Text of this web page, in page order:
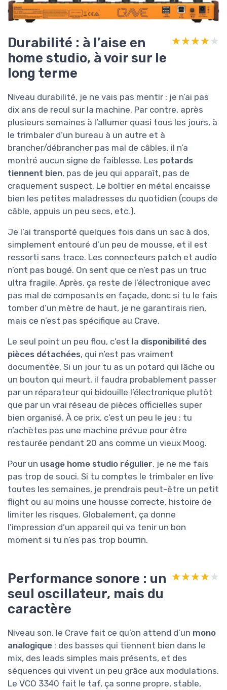
Durabilité : à l’aise en
home studio, à voir sur le
long terme
★★★★★
★★★★★
Niveau durabilité, je ne vais pas mentir : je n’ai pas
dix ans de recul sur la machine. Par contre, après
plusieurs semaines à l’allumer quasi tous les jours, à
le trimbaler d’un bureau à un autre et à
brancher/débrancher pas mal de câbles, il n’a
montré aucun signe de faiblesse. Les potards
tiennent bien, pas de jeu qui apparaît, pas de
craquement suspect. Le boîtier en métal encaisse
bien les petites maladresses du quotidien (coups de
câble, appuis un peu secs, etc.).
Je l’ai transporté quelques fois dans un sac à dos,
simplement entouré d’un peu de mousse, et il est
ressorti sans trace. Les connecteurs patch et audio
n’ont pas bougé. On sent que ce n’est pas un truc
ultra fragile. Après, ça reste de l’électronique avec
pas mal de composants en façade, donc si tu le fais
tomber d’un mètre de haut, je ne garantirais rien,
mais ce n’est pas spécifique au Crave.
Le seul point un peu flou, c’est la disponibilité des
pièces détachées, qui n’est pas vraiment
documentée. Si un jour tu as un potard qui lâche ou
un bouton qui meurt, il faudra probablement passer
par un réparateur qui bidouille l’électronique plutôt
que par un vrai réseau de pièces officielles super
bien organisé. À ce prix, c’est un peu le jeu : tu
n’achètes pas une machine prévue pour être
restaurée pendant 20 ans comme un vieux Moog.
Pour un usage home studio régulier, je ne me fais
pas trop de souci. Si tu comptes le trimbaler en live
toutes les semaines, je prendrais peut-être un petit
flight ou au moins une housse correcte, histoire de
limiter les risques. Globalement, ça donne
l’impression d’un appareil qui va tenir un bon
moment si tu n’es pas trop bourrin.
Performance sonore : un
seul oscillateur, mais du
caractère
★★★★★
★★★★★
Niveau son, le Crave fait ce qu’on attend d’un mono
analogique : des basses qui tiennent bien dans le
mix, des leads simples mais présents, et des
séquences qui vivent un peu grâce aux modulations.
Le VCO 3340 fait le taf, ça sonne propre, stable,